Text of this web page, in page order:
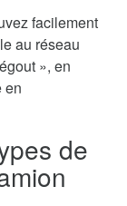
facilement
au réseau
», en
en
de